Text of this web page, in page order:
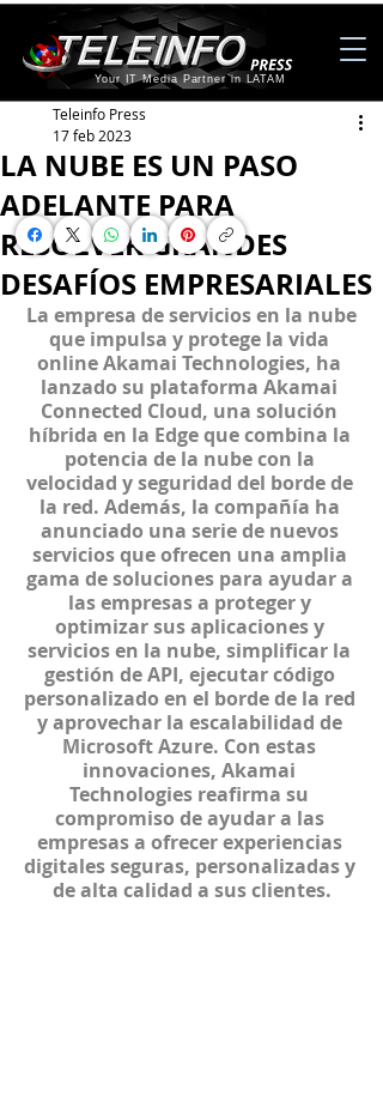
Your IT Media Partner in LATAM
LA NUBE ES UN PASO
ADELANTE PARA
RESOLVER GRANDES
DESAFÍOS EMPRESARIALES
Teleinfo Press
17 feb 2023
que impulsa y protege la vida
online Akamai Technologies, ha
lanzado su plataforma Akamai
Connected Cloud, una solución
híbrida en la Edge que combina la
potencia de la nube con la
velocidad y seguridad del borde de
la red. Además, la compañía ha
anunciado una serie de nuevos
servicios que ofrecen una amplia
gama de soluciones para ayudar a
las empresas a proteger y
optimizar sus aplicaciones y
servicios en la nube, simplificar la
gestión de API, ejecutar código
personalizado en el borde de la red
y aprovechar la escalabilidad de
Microsoft Azure. Con estas
innovaciones, Akamai
Technologies reafirma su
compromiso de ayudar a las
empresas a ofrecer experiencias
digitales seguras, personalizadas y
de alta calidad a sus clientes.